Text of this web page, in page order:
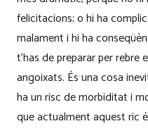
felicitacions; o hi ha
malament i hi ha
t’has de preparar per rebre
angoixats. És una cosa
ha un risc de morbiditat i
que actualment aquest ric